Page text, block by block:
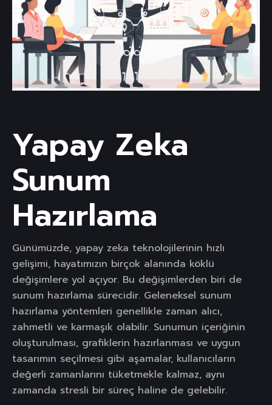
Yapay Zeka
Sunum
Hazırlama
Günümüzde, yapay zeka teknolojilerinin hızlı
gelişimi, hayatımızın birçok alanında köklü
değişimlere yol açıyor. Bu değişimlerden biri de
sunum hazırlama sürecidir. Geleneksel sunum
hazırlama yöntemleri genellikle zaman alıcı,
zahmetli ve karmaşık olabilir. Sunumun içeriğinin
oluşturulması, grafiklerin hazırlanması ve uygun
tasarımın seçilmesi gibi aşamalar, kullanıcıların
değerli zamanlarını tüketmekle kalmaz, aynı
zamanda stresli bir süreç haline de gelebilir.